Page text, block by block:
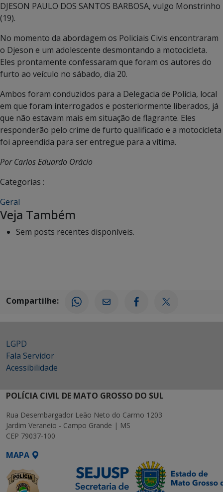
DJESON PAULO DOS SANTOS BARBOSA, vulgo Monstrinho
(19).
No momento da abordagem os Policiais Civis encontraram
o Djeson e um adolescente desmontando a motocicleta.
Eles prontamente confessaram que foram os autores do
furto ao veículo no sábado, dia 20.
Ambos foram conduzidos para a Delegacia de Polícia, local
em que foram interrogados e posteriormente liberados, já
que não estavam mais em situação de flagrante. Eles
responderão pelo crime de furto qualificado e a motocicleta
foi apreendida para ser entregue para a vítima.
Por Carlos Eduardo Orácio
Categorias :
Geral
Veja Também
Sem posts recentes disponíveis.
Compartilhe:
LGPD
Fala Servidor
Acessibilidade
POLÍCIA CIVIL DE MATO GROSSO DO SUL
Rua Desembargador Leão Neto do Carmo 1203
Jardim Veraneio - Campo Grande | MS
CEP 79037-100
MAPA